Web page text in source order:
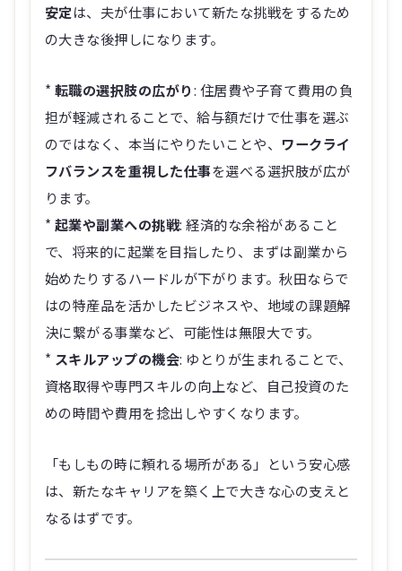
安定は、夫が仕事において新たな挑戦をするため
の大きな後押しになります。
* 転職の選択肢の広がり: 住居費や子育て費用の負
担が軽減されることで、給与額だけで仕事を選ぶ
のではなく、本当にやりたいことや、 ワークライ
フバランスを重視した仕事を選べる選択肢が広が
ります。
* 起業や副業への挑戦: 経済的な余裕があること
で、将来的に起業を目指したり、まずは副業から
始めたりするハードルが下がります。秋田ならで
はの特産品を活かしたビジネスや、地域の課題解
決に繋がる事業など、可能性は無限大です。
* スキルアップの機会: ゆとりが生まれることで、
資格取得や専門スキルの向上など、自己投資のた
めの時間や費用を捻出しやすくなります。
「もしもの時に頼れる場所がある」という安心感
は、新たなキャリアを築く上で大きな心の支えと
なるはずです。